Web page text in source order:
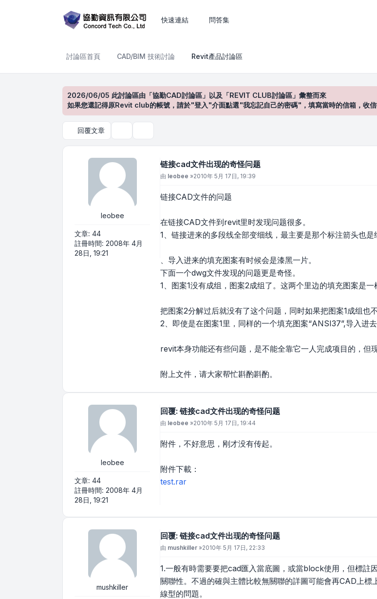
快速連結 問答集
討論區首頁 CAD/BIM 技術討論 Revit產品討論區
2026/06/05 此討論區由「協勤CAD討論區」以及「REVIT CLUB討論區」彙整而來
如果您還記得原Revit club的帳號，請於"登入"介面點選"我忘記自己的密碼"，填寫當時的信箱，收信
回覆文章
leobee
文章: 44
註冊時間: 2008年 4月
28日, 19:21
链接cad文件出现的奇怪问题
文章
由 leobee »2010年 5月 17日, 19:39
链接CAD文件的问题
在链接CAD文件到revit里时发现问题很多。
1、链接进来的多段线全部变细线，最主要是那个标注箭头也
、导入进来的填充图案有时候会是漆黑一片。
下面一个dwg文件发现的问题更是奇怪。
1、图案1没有成组，图案2成组了。这两个里边的填充图案是
把图案2分解过后就没有了这个问题，同时如果把图案1成组也
2、即使是在图案1里，同样的一个填充图案“ANSI37”,导入进
revit本身功能还有些问题，是不能全靠它一人完成项目的，但
附上文件，请大家帮忙斟酌斟酌。
leobee
文章: 44
註冊時間: 2008年 4月
28日, 19:21
回覆: 链接cad文件出现的奇怪问题
文章
由 leobee »2010年 5月 17日, 19:44
附件，不好意思，刚才没有传起。
附件下載：
test.rar
mushkiller
回覆: 链接cad文件出现的奇怪问题
文章
由 mushkiller »2010年 5月 17日, 22:33
1.一般有時需要要把cad匯入當底圖，或當block使用，但標
關聯性。不過的確與主體比較無關聯的詳圖可能會再CAD上
線型的問題。